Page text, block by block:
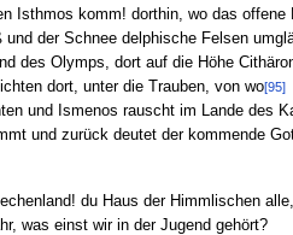
Isthmos komm! dorthin, wo das offene
und der Schnee delphische Felsen
des Olymps, dort auf die Höhe
dort, unter die Trauben, von wo[95]
und Ismenos rauscht im Lande des
und zurück deutet der kommende
du Haus der Himmlischen alle,
was einst wir in der Jugend gehört?